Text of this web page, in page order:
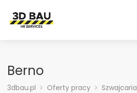
Berno
3dbau.pl Oferty pracy Szwajcaria